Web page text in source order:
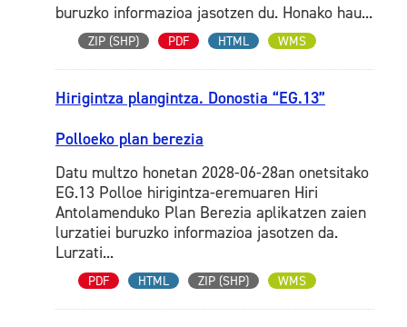
buruzko informazioa jasotzen du. Honako hau...
ZIP (SHP) PDF HTML WMS
Hirigintza plangintza. Donostia “EG.13”
Polloeko plan berezia
Datu multzo honetan 2028-06-28an onetsitako
EG.13 Polloe hirigintza-eremuaren Hiri
Antolamenduko Plan Berezia aplikatzen zaien
lurzatiei buruzko informazioa jasotzen da.
Lurzati...
PDF HTML ZIP (SHP) WMS